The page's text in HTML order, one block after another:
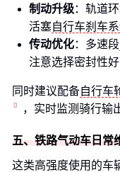
制动升级：轨道
活塞自行车刹车
传动优化：多速段
注意选择密封性
同时建议配备自行车
，实时监测骑行输
五、铁路气动车日常
这类高强度使用的车